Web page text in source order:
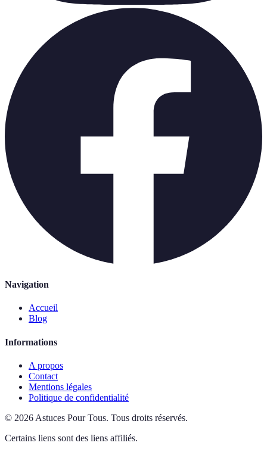
Navigation
Accueil
Blog
Informations
A propos
Contact
Mentions légales
Politique de confidentialité
© 2026 Astuces Pour Tous. Tous droits réservés.
Certains liens sont des liens affiliés.